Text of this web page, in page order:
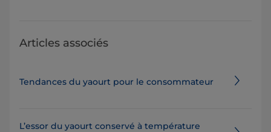
Articles associés
Tendances du yaourt pour le consommateur
L’essor du yaourt conservé à température